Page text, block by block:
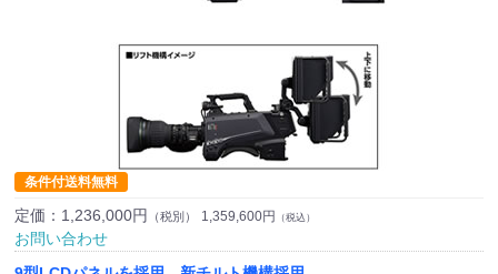
条件付送料無料
定価： 1,236,000円 （税別） 1,359,600円 （税込）
お問い合わせ